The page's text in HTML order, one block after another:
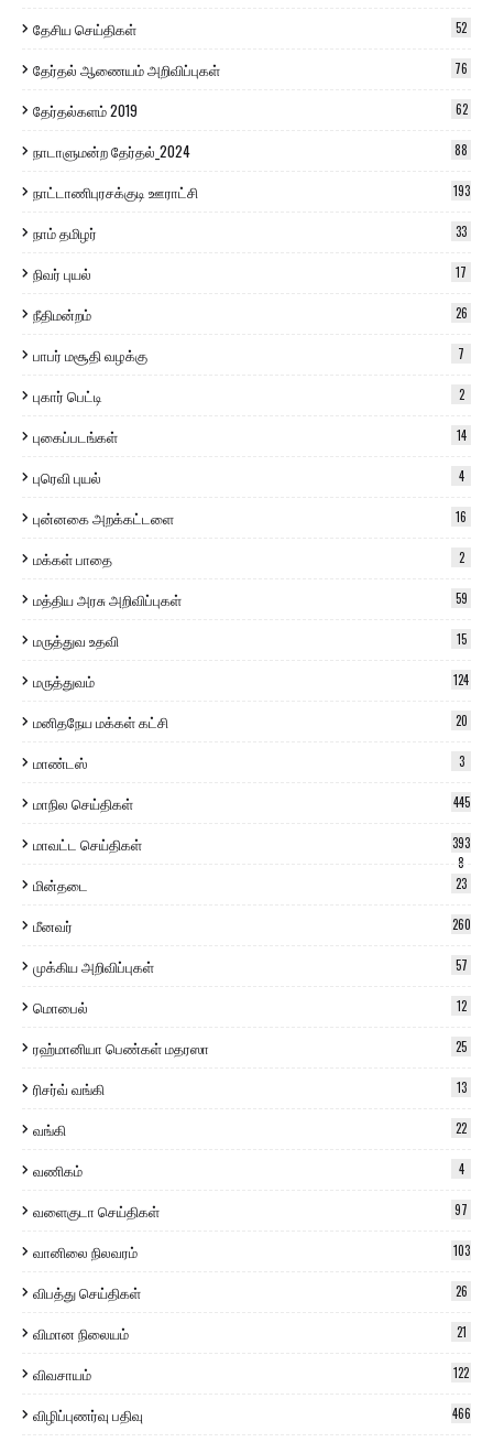
தேசிய செய்திகள் 52
தேர்தல் ஆணையம் அறிவிப்புகள் 76
தேர்தல்களம் 2019 62
நாடாளுமன்ற தேர்தல்_2024 88
நாட்டாணிபுரசக்குடி ஊராட்சி 193
நாம் தமிழர் 33
நிவர் புயல் 17
நீதிமன்றம் 26
பாபர் மசூதி வழக்கு 7
புகார் பெட்டி 2
புகைப்படங்கள் 14
புரெவி புயல் 4
புன்னகை அறக்கட்டளை 16
மக்கள் பாதை 2
மத்திய அரசு அறிவிப்புகள் 59
மருத்துவ உதவி 15
மருத்துவம் 124
மனிதநேய மக்கள் கட்சி 20
மாண்டஸ் 3
மாநில செய்திகள் 445
மாவட்ட செய்திகள்
393
8
மின்தடை 23
மீனவர் 260
முக்கிய அறிவிப்புகள் 57
மொபைல் 12
ரஹ்மானியா பெண்கள் மதரஸா 25
ரிசர்வ் வங்கி 13
வங்கி 22
வணிகம் 4
வளைகுடா செய்திகள் 97
வானிலை நிலவரம் 103
விபத்து செய்திகள் 26
விமான நிலையம் 21
விவசாயம் 122
விழிப்புணர்வு பதிவு 466